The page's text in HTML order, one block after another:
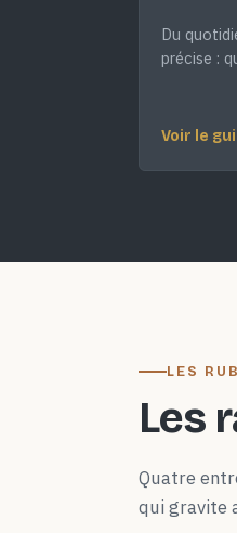
Du
précise :
Voir le
LES
Les
Quatre
qui gravite